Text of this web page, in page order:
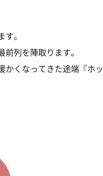
。
列を陣取ります。
かくなってきた途端『ホッ